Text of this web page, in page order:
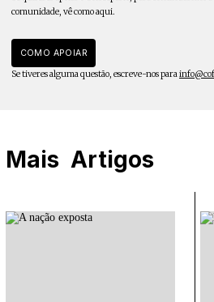
comunidade, vê como aqui.
COMO APOIAR
Se tiveres alguma questão, escreve-nos para
Mais Artigos